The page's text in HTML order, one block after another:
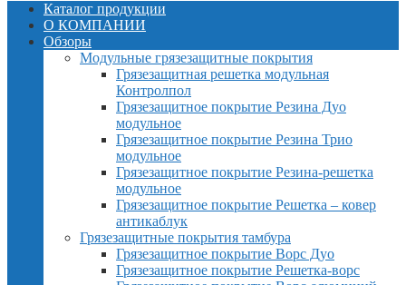
Каталог продукции
О КОМПАНИИ
Обзоры
Модульные грязезащитные покрытия
Грязезащитная решетка модульная
Контролпол
Грязезащитное покрытие Резина Дуо
модульное
Грязезащитное покрытие Резина Трио
модульное
Грязезащитное покрытие Резина-решетка
модульное
Грязезащитное покрытие Решетка – ковер
антикаблук
Грязезащитные покрытия тамбура
Грязезащитное покрытие Ворс Дуо
Грязезащитное покрытие Решетка-ворс